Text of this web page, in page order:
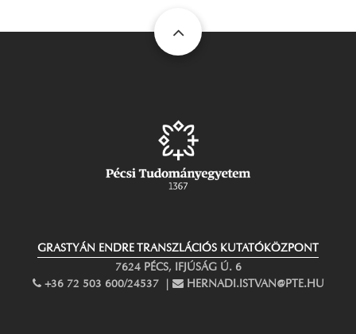
GRASTYÁN ENDRE TRANSZLÁCIÓS KUTATÓKÖZPONT
7624 PÉCS, IFJÚSÁG Ú. 6
PHONE
+36 72 503 600/24537 | EMAIL
HERNADI.ISTVAN@PTE.HU